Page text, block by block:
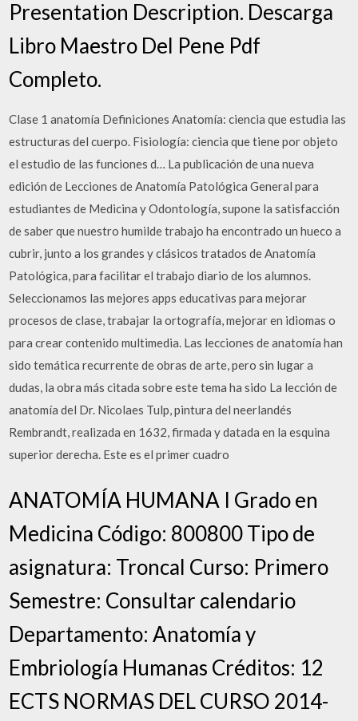
Presentation Description. Descarga
Libro Maestro Del Pene Pdf
Completo.
Clase 1 anatomía Definiciones Anatomía: ciencia que estudia las
estructuras del cuerpo. Fisiología: ciencia que tiene por objeto
el estudio de las funciones d… La publicación de una nueva
edición de Lecciones de Anatomía Patológica General para
estudiantes de Medicina y Odontología, supone la satisfacción
de saber que nuestro humilde trabajo ha encontrado un hueco a
cubrir, junto a los grandes y clásicos tratados de Anatomía
Patológica, para facilitar el trabajo diario de los alumnos.
Seleccionamos las mejores apps educativas para mejorar
procesos de clase, trabajar la ortografía, mejorar en idiomas o
para crear contenido multimedia. Las lecciones de anatomía han
sido temática recurrente de obras de arte, pero sin lugar a
dudas, la obra más citada sobre este tema ha sido La lección de
anatomía del Dr. Nicolaes Tulp, pintura del neerlandés
Rembrandt, realizada en 1632, firmada y datada en la esquina
superior derecha. Este es el primer cuadro
ANATOMÍA HUMANA I Grado en
Medicina Código: 800800 Tipo de
asignatura: Troncal Curso: Primero
Semestre: Consultar calendario
Departamento: Anatomía y
Embriología Humanas Créditos: 12
ECTS NORMAS DEL CURSO 2014-